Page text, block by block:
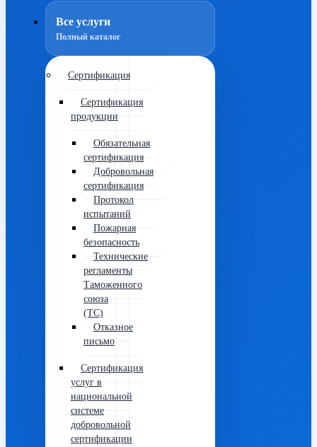
Все услуги
Полный каталог
Сертификация
Сертификация
продукции
Обязательная
сертификация
Добровольная
сертификация
Протокол
испытаний
Пожарная
безопасность
Технические
регламенты
Таможенного
союза
(ТС)
Отказное
письмо
Сертификация
услуг в
национальной
системе
добровольной
сертификации